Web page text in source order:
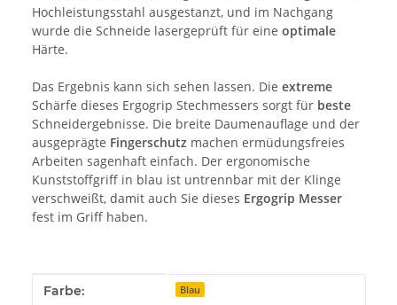
Hochleistungsstahl ausgestanzt, und im Nachgang
wurde die Schneide lasergeprüft für eine optimale
Härte.
Das Ergebnis kann sich sehen lassen. Die extreme
Schärfe dieses Ergogrip Stechmessers sorgt für beste
Schneidergebnisse. Die breite Daumenauflage und der
ausgeprägte Fingerschutz machen ermüdungsfreies
Arbeiten sagenhaft einfach. Der ergonomische
Kunststoffgriff in blau ist untrennbar mit der Klinge
verschweißt, damit auch Sie dieses Ergogrip Messer
fest im Griff haben.
Produkteigenschaft
Wert
Farbe: Blau